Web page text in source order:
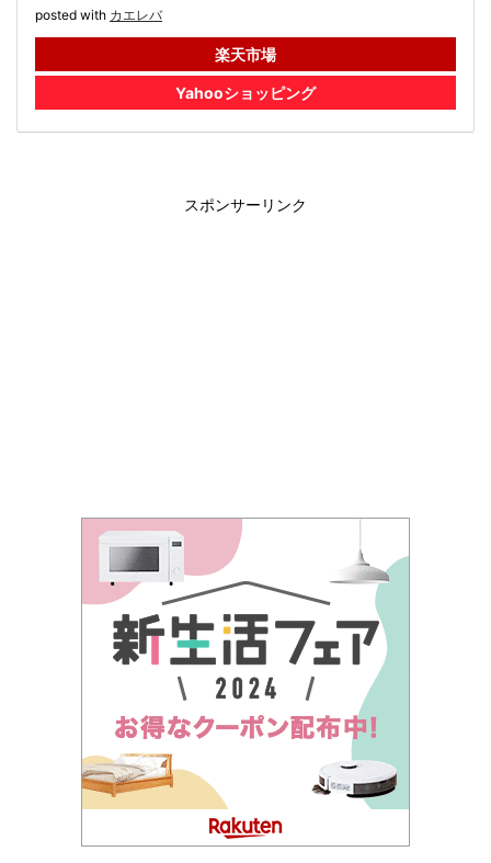
posted with カエレバ
楽天市場
Yahooショッピング
スポンサーリンク